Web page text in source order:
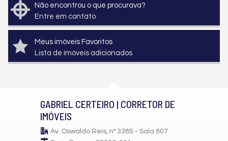
Não encontrou o que procurava?
Entre em contato
Meus imóveis Favoritos
Lista de imóveis adicionados
GABRIEL CERTEIRO | CORRETOR DE
IMÓVEIS
Av. Oswaldo Reis, nº 3385 - Sala 807